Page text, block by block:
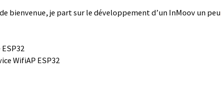
bienvenue, je part sur le développement d’un InMoov un peu
WifiAP ESP32